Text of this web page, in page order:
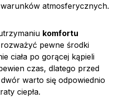
atmosferycznych.
komfortu
pewne środki
ciała po gorącej kąpieli
czas, dlatego przed
warto się odpowiednio
ciepła.